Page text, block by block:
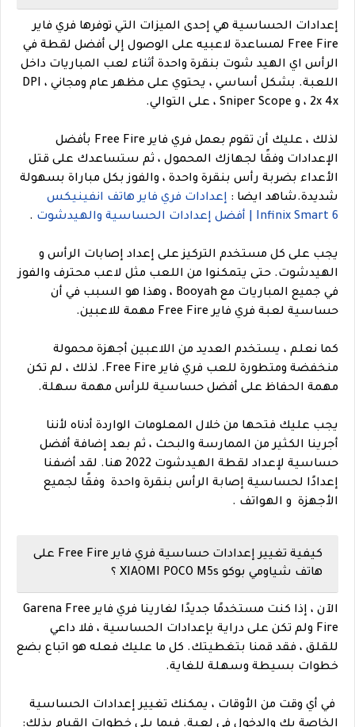
إعدادات الحساسية هي إحدى الميزات التي توفرها فري فاير
Free Fire لمساعدة لاعبيه على الوصول إلى أفضل لقطة في
الرأس اي الهيد شوت بنقرة واحدة أثناء لعب المباريات داخل
اللعبة. بشكل أساسي ، يحتوي على مظهر عام ومجاني ، DPI
، 2x 4x و Sniper Scope ، على التوالي.
لذلك ، عليك أن تقوم بعمل فري فاير Free Fire بأفضل
الإعدادات وفقًا لجهازك المحمول ، ثم ستساعدك على قتل
الأعداء بضربة رأس بنقرة واحدة ، والفوز بكل مباراة بسهولة
شديدة.شاهد ايضا : إعدادات فري فاير هاتف انفينيكس
Infinix Smart 6 | أفضل إعدادات الحساسية والهيدشوت
.
يجب على كل مستخدم التركيز على إعداد إصابات الرأس و
الهيدشوت. حتى يتمكنوا من اللعب مثل لاعب محترف والفوز
في جميع المباريات مع Booyah ، وهذا هو السبب في أن
حساسية لعبة فري فاير Free Fire مهمة للاعبين.
كما نعلم ، يستخدم العديد من اللاعبين أجهزة محمولة
منخفضة ومتطورة للعب فري فاير Free Fire. لذلك ، لم تكن
مهمة الحفاظ على أفضل حساسية للرأس مهمة سهلة.
يجب عليك فتحها من خلال المعلومات الواردة أدناه لأننا
أجرينا الكثير من الممارسة والبحث ، ثم بعد إضافة أفضل
حساسية لإعداد لقطة الهيدشوت 2022 هنا. لقد أضفنا
إعدادًا لحساسية إصابة الرأس بنقرة واحدة وفقًا لجميع
الأجهزة و الهواتف .
كيفية تغيير إعدادات حساسية فري فاير Free Fire على
هاتف شياومي بوكو XIAOMI POCO M5s ؟
الآن ، إذا كنت مستخدمًا جديدًا لغارينا فري فاير Garena Free
Fire ولم تكن على دراية بإعدادات الحساسية ، فلا داعي
للقلق ، فقد قمنا بتغطيتك. كل ما عليك فعله هو اتباع بضع
خطوات بسيطة وسهلة للغاية.
في أي وقت من الأوقات ، يمكنك تغيير إعدادات الحساسية
الخاصة بك والدخول في لعبة. فيما يلي خطوات القيام بذلك: